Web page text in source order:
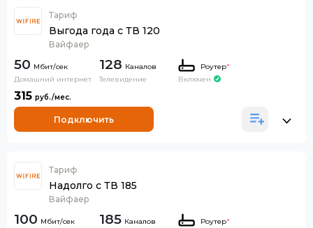
Тариф
Выгода года с ТВ 120
Вайфаер
50
Домашний интернет
128 Каналов
Телевидение
Роутер*
Включен
315
Подключить
Тариф
Надолго с ТВ 185
Вайфаер
100 185 Каналов
Роутер*